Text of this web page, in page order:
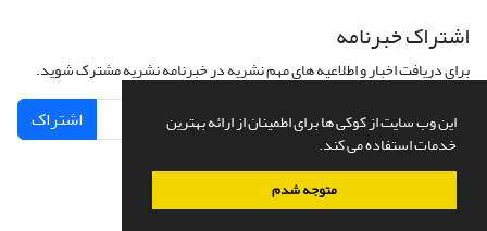
این وب سایت از کوکی ها برای اطمینان از ارائه بهترین
خدمات استفاده می کند.
متوجه شدم
اشتراک خبرنامه
برای دریافت اخبار و اطلاعیه های مهم نشریه در خبرنامه نشریه مشترک شوید.
اشتراک
سامانه مدیریت نشریات علمی.طراحی و پیاده سازی ازسیناوب